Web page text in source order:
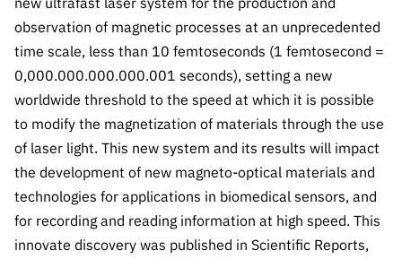
s
públicas
Manifesta
ções de
Interesse
FCCN,
serviços
digitais da
FCT
Canais de
Denúncia
s
observation of magnetic processes at an unprecedented
time scale, less than 10 femtoseconds (1 femtosecond =
0,000.000.000.000.001 seconds), setting a new
worldwide threshold to the speed at which it is possible
to modify the magnetization of materials through the use
of laser light. This new system and its results will impact
the development of new magneto-optical materials and
technologies for applications in biomedical sensors, and
for recording and reading information at high speed. This
innovate discovery was published in Scientific Reports,